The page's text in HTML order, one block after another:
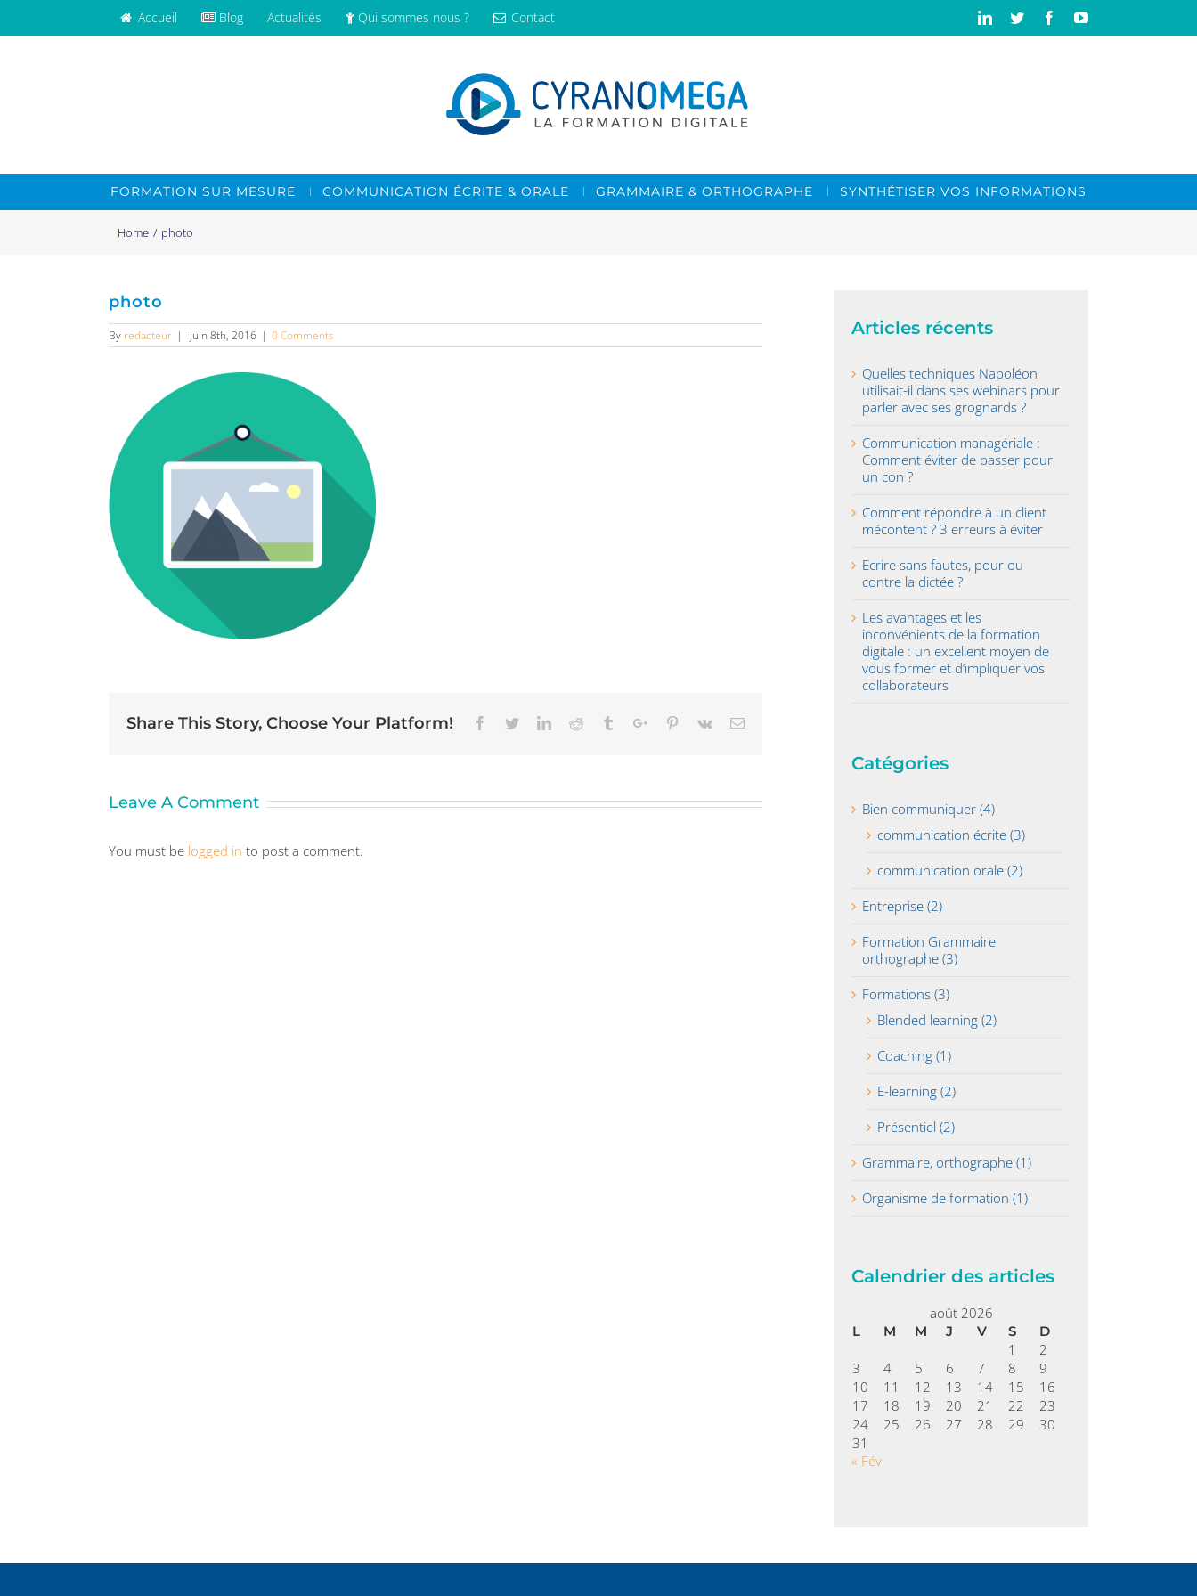
Accueil Blog Actualités Qui sommes nous ? Contact LinkedinTwitter FacebookYouTube
FORMATION SUR MESURE COMMUNICATION ÉCRITE & ORALE GRAMMAIRE & ORTHOGRAPHE SYNTHÉTISER VOS INFORMATIONS
Home / photo
photo
By redacteur | juin 8th, 2016 | 0 Comments
Share This Story, Choose Your Platform! Facebook
TwitterLinkedinReddit TumblrGoogle+Pinterest
Vk Email
Leave A Comment
You must be logged in to post a comment.
Articles récents
Quelles techniques Napoléon
utilisait-il dans ses webinars pour
parler avec ses grognards ?
Communication managériale :
Comment éviter de passer pour
un con ?
Comment répondre à un client
mécontent ? 3 erreurs à éviter
Ecrire sans fautes, pour ou
contre la dictée ?
Les avantages et les
inconvénients de la formation
digitale : un excellent moyen de
vous former et d’impliquer vos
collaborateurs
Catégories
Bien communiquer (4)
communication écrite (3)
communication orale (2)
Entreprise (2)
Formation Grammaire
orthographe (3)
Formations (3)
Blended learning (2)
Coaching (1)
E-learning (2)
Présentiel (2)
Grammaire, orthographe (1)
Organisme de formation (1)
Calendrier des articles
août 2026
L M M J V S D
1
2
3
4 5 6 7 8
9
10
11 12 13 14 15
16
17
18 19 20 21 22
23
24
25 26 27 28 29
30
31
« Fév